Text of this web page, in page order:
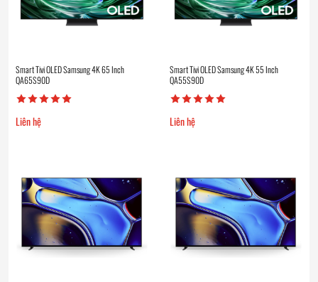
Smart Tivi OLED Samsung 4K 65 Inch
QA65S90D
Liên hệ
Smart Tivi OLED Samsung 4K 55 Inch
QA55S90D
Liên hệ